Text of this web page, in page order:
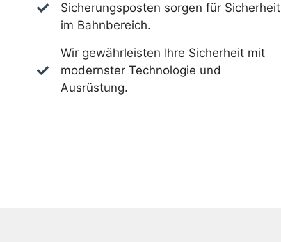
Sicherungsposten sorgen für Sicherheit
im Bahnbereich.
Wir gewährleisten Ihre Sicherheit mit
modernster Technologie und
Ausrüstung.